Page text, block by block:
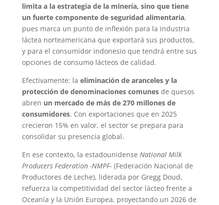
limita a la estrategia de la minería, sino que tiene
un fuerte componente de seguridad alimentaria,
pues marca un punto de inflexión para la industria
láctea norteamericana que exportará sus productos,
y para el consumidor indonesio que tendrá entre sus
opciones de consumo lácteos de calidad.
Efectivamente: la eliminación de aranceles y la
protección de denominaciones comunesde quesos
abren un mercado de más de 270 millones de
consumidores. Con exportaciones que en 2025
crecieron 15% en valor, el sector se prepara para
consolidar su presencia global.
En ese contexto, la estadounidense National Milk
Producers Federation -NMPF- (Federación Nacional de
Productores de Leche), liderada por Gregg Doud,
refuerza la competitividad del sector lácteo frente a
Oceanía y la Unión Europea, proyectando un 2026 de